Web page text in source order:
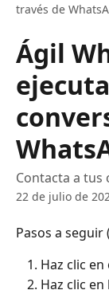
través de
Ágil
Contacta a tus
22 de julio de
Pasos a
Haz clic
Haz clic